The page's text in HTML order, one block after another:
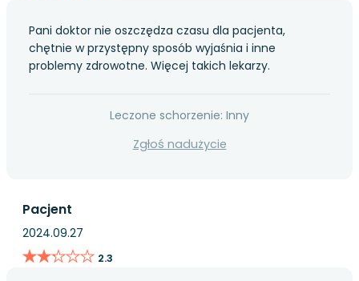
Pani doktor nie oszczędza czasu dla pacjenta,
chętnie w przystępny sposób wyjaśnia i inne
problemy zdrowotne. Więcej takich lekarzy.
Leczone schorzenie: Inny
Zgłoś nadużycie
Pacjent
2024.09.27
★★★★★
★★★★★ 2.3